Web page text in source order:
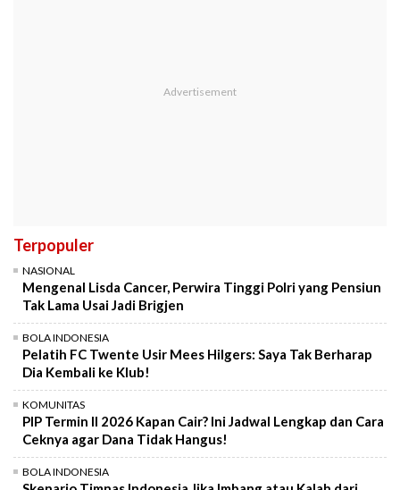
Terpopuler
NASIONAL
Mengenal Lisda Cancer, Perwira Tinggi Polri yang Pensiun
Tak Lama Usai Jadi Brigjen
BOLA INDONESIA
Pelatih FC Twente Usir Mees Hilgers: Saya Tak Berharap
Dia Kembali ke Klub!
KOMUNITAS
PIP Termin II 2026 Kapan Cair? Ini Jadwal Lengkap dan Cara
Ceknya agar Dana Tidak Hangus!
BOLA INDONESIA